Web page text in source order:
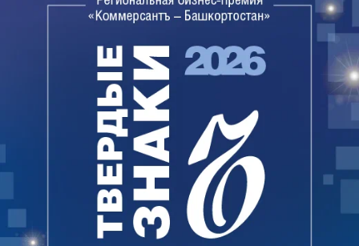
полиции усмотрела нарушение закона.
Представитель управления МВД России по Уфе
Олег Ермолаев заявил, что место и время
правонарушения подтверждаются договором
оказания услуг, заключенным между Юрием
Шевчуком и ХК «Салават Юлаев» на аренду
ледового дворца «Уфа-Арена», где проходил
концерт. Господин Ермолаев также отметил, что
слова музыканта о «наполеоновских планах»
дискредитируют армию, поскольку выражение